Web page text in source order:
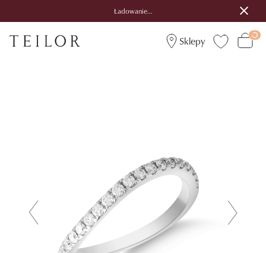
Ładowanie...
Sklepy